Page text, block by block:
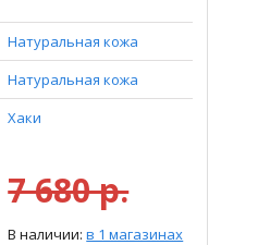
Натуральная кожа
Натуральная кожа
Хаки
7 680 р.
В наличии:в 1 магазинах